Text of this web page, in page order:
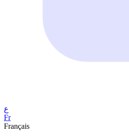
ع
Fr
Français